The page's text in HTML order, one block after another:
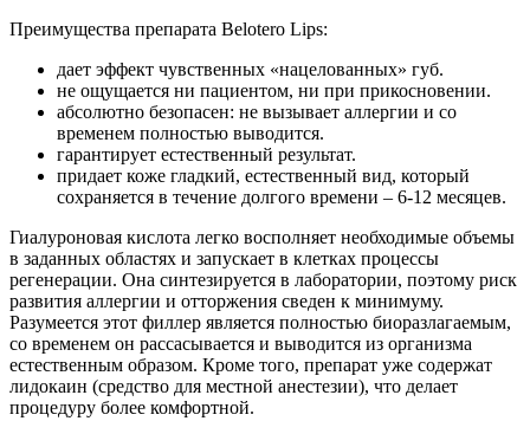
Преимущества препарата Belotero Lips:
дает эффект чувственных «нацелованных» губ.
не ощущается ни пациентом, ни при прикосновении.
абсолютно безопасен: не вызывает аллергии и со
временем полностью выводится.
гарантирует естественный результат.
придает коже гладкий, естественный вид, который
сохраняется в течение долгого времени – 6-12 месяцев.
Гиалуроновая кислота легко восполняет необходимые объемы
в заданных областях и запускает в клетках процессы
регенерации. Она синтезируется в лаборатории, поэтому риск
развития аллергии и отторжения сведен к минимуму.
Разумеется этот филлер является полностью биоразлагаемым,
со временем он рассасывается и выводится из организма
естественным образом. Кроме того, препарат уже содержат
лидокаин (средство для местной анестезии), что делает
процедуру более комфортной.